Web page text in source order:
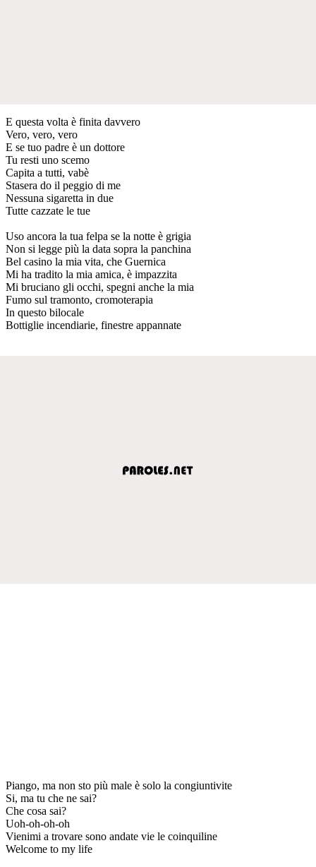
E questa volta è finita davvero
Vero, vero, vero
E se tuo padre è un dottore
Tu resti uno scemo
Capita a tutti, vabè
Stasera do il peggio di me
Nessuna sigaretta in due
Tutte cazzate le tue
Uso ancora la tua felpa se la notte è grigia
Non si legge più la data sopra la panchina
Bel casino la mia vita, che Guernica
Mi ha tradito la mia amica, è impazzita
Mi bruciano gli occhi, spegni anche la mia
Fumo sul tramonto, cromoterapia
In questo bilocale
Bottiglie incendiarie, finestre appannate
Piango, ma non sto più male è solo la congiuntivite
Si, ma tu che ne sai?
Che cosa sai?
Uoh-oh-oh-oh
Vienimi a trovare sono andate vie le coinquiline
Welcome to my life